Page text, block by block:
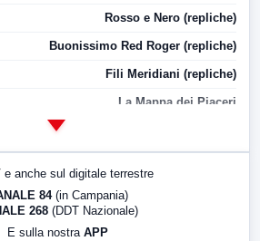
Rosso e Nero (repliche)
Buonissimo Red Roger (repliche)
Fili Meridiani (repliche)
La Mappa dei Piaceri
e anche sul digitale terrestre
84 (in Campania)
268 (DDT Nazionale)
E sulla nostra APP